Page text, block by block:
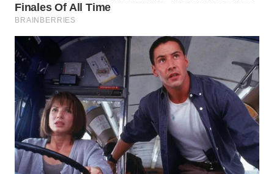
LABUHANBATU
WN
TAPANULI
TENGAH
WN DELI
SERDANG
WN
TEBING
TINGGI